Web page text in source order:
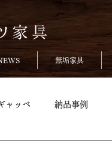
無垢家具
ャッベ 納品事例